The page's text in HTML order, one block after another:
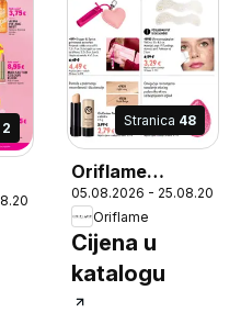
2 Stranica 48
Oriflame
Katalog
05.08.2026 - 25.08.2026
Oriflame
Cijena u
katalogu